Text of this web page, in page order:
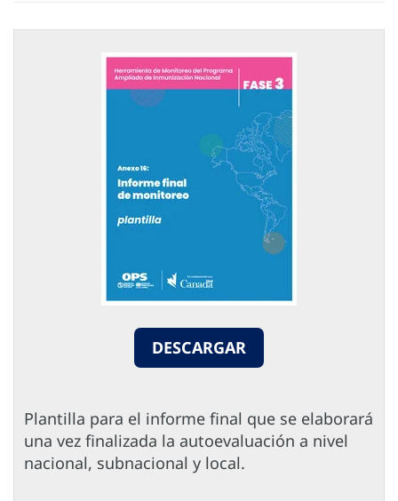
DESCARGAR
Plantilla para el informe final que se elaborará
una vez finalizada la autoevaluación a nivel
nacional, subnacional y local.